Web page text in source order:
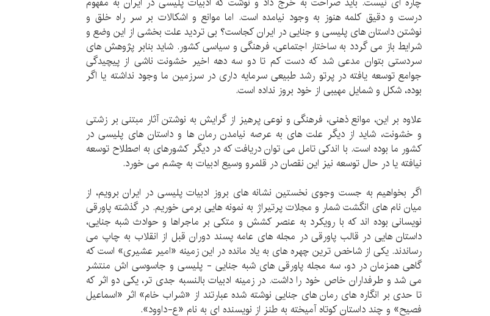
درست و دقیق کلمه هنوز به وجود نیامده است. اما موانع و اشکالات بر سر راه خلق و
نوشتن داستان های پلیسی و جنایی در ایران کجاست؟ بی تردید علت بخشی از این وضع و
شرایط باز می گردد به ساختار اجتماعی، فرهنگی و سیاسی کشور. شاید بنابر پژوهش های
سردستی بتوان مدعی شد که دست کم تا دو سه دهه اخیر خشونت ناشی از پیچیدگی
جوامع توسعه یافته در پرتو رشد طبیعی سرمایه داری در سرزمین ما وجود نداشته یا اگر
بوده، شکل و شمایل مهیبی از خود بروز نداده است.
علاوه بر این، موانع ذهنی، فرهنگی و نوعی پرهیز از گرایش به نوشتن آثار مبتنی بر زشتی
و خشونت، شاید از دیگر علت های به عرصه نیامدن رمان ها و داستان های پلیسی در
کشور ما بوده است. با اندکی تامل می توان دریافت که در دیگر کشورهای به اصطلاح توسعه
نیافته یا در حال توسعه نیز این نقصان در قلمرو وسیع ادبیات به چشم می خورد.
اگر بخواهیم به جست وجوی نخستین نشانه های بروز ادبیات پلیسی در ایران برویم، از
میان نام های انگشت شمار و مجلات پرتیراژ به نمونه هایی برمی خوریم. در گذشته پاورقی
نویسانی بوده اند که با رویکرد به عنصر کشش و متکی بر ماجراها و حوادث شبه جنایی،
داستان هایی در قالب پاورقی در مجله های عامه پسند دوران قبل از انقلاب به چاپ می
رساندند. یکی از شاخص ترین چهره های به یاد مانده در این زمینه «امیر عشیری» است که
گاهی همزمان در دو، سه مجله پاورقی های شبه جنایی - پلیسی و جاسوسی اش منتشر
می شد و طرفداران خاص خود را داشت. در زمینه ادبیات بالنسبه جدی تر، یکی دو اثر که
تا حدی بر انگاره های رمان های جنایی نوشته شده عبارتند از «شراب خام» اثر «اسماعیل
فصیح» و چند داستان کوتاه آمیخته به طنز از نویسنده ای به نام «ع-داوود».